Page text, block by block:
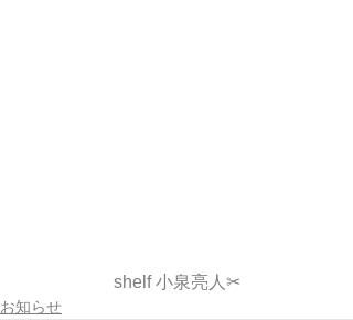
shelf 小泉亮人✂︎
お知らせ